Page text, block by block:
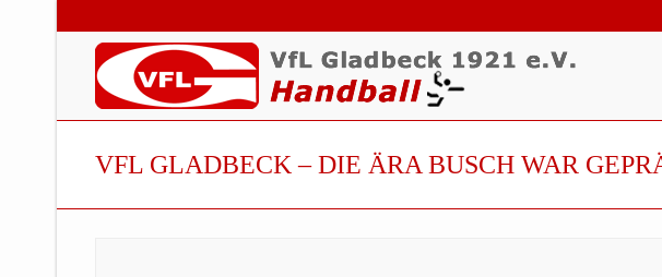
VFL GLADBECK – DIE ÄRA BUSCH WAR